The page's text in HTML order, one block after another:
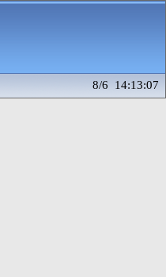
8/6 14:13:07